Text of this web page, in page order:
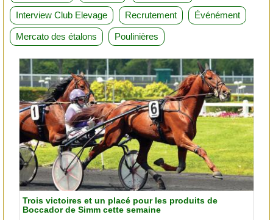
Interview Club Elevage Recrutement Événément
Mercato des étalons Poulinières
Trois victoires et un placé pour les produits de
Boccador de Simm cette semaine